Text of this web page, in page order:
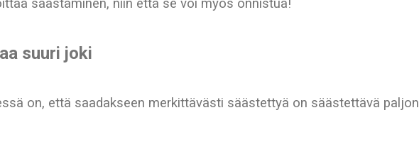
säästäminen, niin että se voi myös onnistua!
suuri joki
on, että saadakseen merkittävästi säästettyä on säästettävä paljon